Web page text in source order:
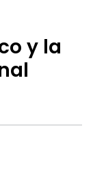
y la